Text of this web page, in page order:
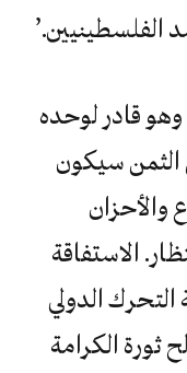
الفلسطينيين.’
قادر لوحده
الثمن سيكون
والأحزان
الاستفاقة
الدولي
الكرامة